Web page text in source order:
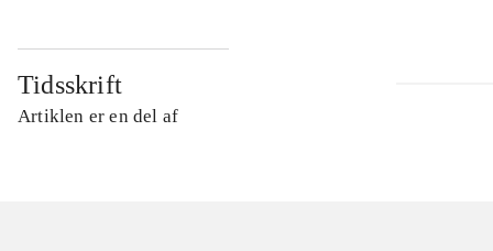
Tidsskrift
Artiklen er en del af